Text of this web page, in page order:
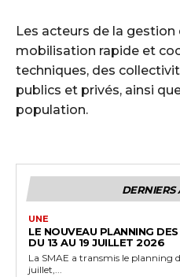
Les acteurs de la gestion
mobilisation rapide et
techniques, des
publics et privés, ainsi
population.
DERNIERS
UNE
LE NOUVEAU PLANNING
DU 13 AU 19 JUILLET 2026
La SMAE a transmis le planning
juillet,...